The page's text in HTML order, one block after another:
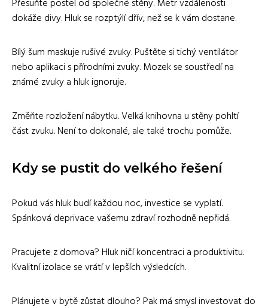
Přesuňte postel od společné stěny. Metr vzdálenosti
dokáže divy. Hluk se rozptýlí dřív, než se k vám dostane.
Bílý šum maskuje rušivé zvuky. Puštěte si tichý ventilátor
nebo aplikaci s přírodními zvuky. Mozek se soustředí na
známé zvuky a hluk ignoruje.
Změňte rozložení nábytku. Velká knihovna u stěny pohltí
část zvuku. Není to dokonalé, ale také trochu pomůže.
Kdy se pustit do velkého řešení
Pokud vás hluk budí každou noc, investice se vyplatí.
Spánková deprivace vašemu zdraví rozhodně nepřidá.
Pracujete z domova? Hluk ničí koncentraci a produktivitu.
Kvalitní izolace se vrátí v lepších výsledcích.
Plánujete v bytě zůstat dlouho? Pak má smysl investovat do